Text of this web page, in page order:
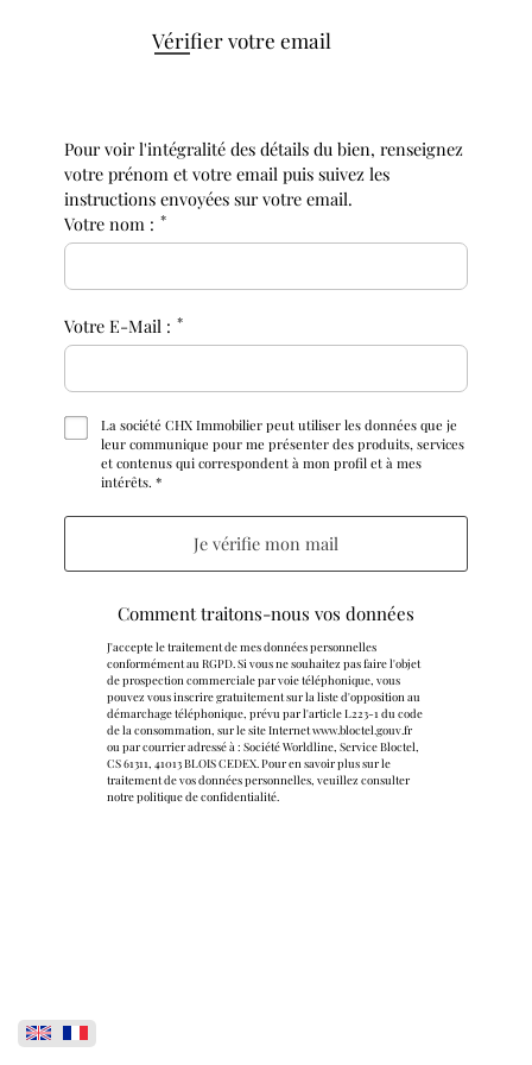
Vérifier votre email
Pour voir l'intégralité des détails du bien, renseignez
votre prénom et votre email puis suivez les
instructions envoyées sur votre email.
Votre nom : *
Votre E-Mail : *
La société CHX Immobilier peut utiliser les données que je
leur communique pour me présenter des produits, services
et contenus qui correspondent à mon profil et à mes
intérêts. *
Je vérifie mon mail
Comment traitons-nous vos données
J'accepte le traitement de mes données personnelles
conformément au RGPD. Si vous ne souhaitez pas faire l'objet
de prospection commerciale par voie téléphonique, vous
pouvez vous inscrire gratuitement sur la liste d'opposition au
démarchage téléphonique, prévu par l'article L223-1 du code
de la consommation, sur le site Internetwww.bloctel.gouv.fr
ou par courrier adressé à : Société Worldline, Service Bloctel,
CS 61311, 41013 BLOIS CEDEX. Pour en savoir plus sur le
traitement de vos données personnelles, veuillez consulter
notre politique de confidentialité.